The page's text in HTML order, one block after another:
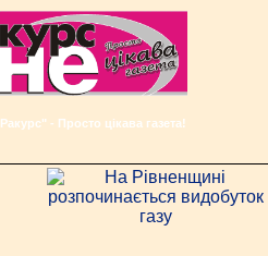
- Просто цікава газета!